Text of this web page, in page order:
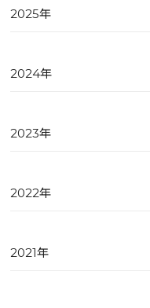
2025年
2024年
2023年
2022年
2021年